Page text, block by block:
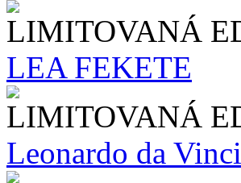
LIMITOVANÁ
LEA FEKETE
LIMITOVANÁ
Leonardo da